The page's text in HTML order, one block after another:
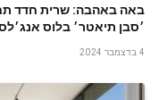
׳סבן תיאטר׳ בלוס
4 בדצמבר 2024